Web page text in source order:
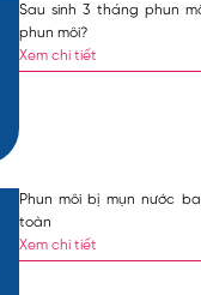
đầu kim nano
tươi tắn và lấp lánh
môi mỏng hiệu quả,
Sau sinh 3 tháng phun
phun môi?
Xem chi tiết
Phun môi bị mụn nước
toàn
Xem chi tiết